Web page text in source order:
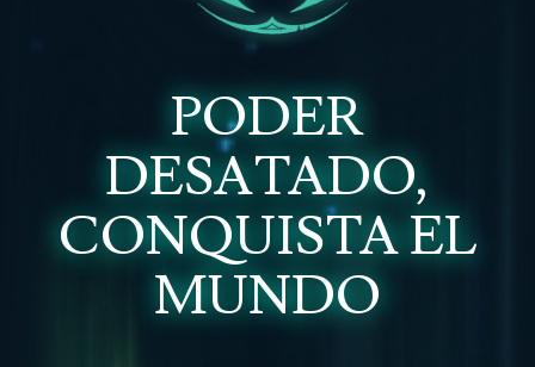
PODER
DESATADO,
CONQUISTA EL
MUNDO